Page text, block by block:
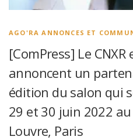
Español
AGO'RA ANNONCES ET
[ComPress] Le CNXR
annoncent un
édition du salon qui
29 et 30 juin 2022
Louvre, Paris